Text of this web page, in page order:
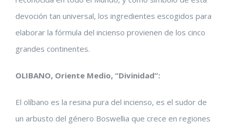
devoción tan universal, los ingredientes escogidos para
elaborar la fórmula del incienso provienen de los cinco
grandes continentes.
OLIBANO, Oriente Medio, “Divinidad”:
El olíbano es la resina pura del incienso, es el sudor de
un arbusto del género Boswellia que crece en regiones